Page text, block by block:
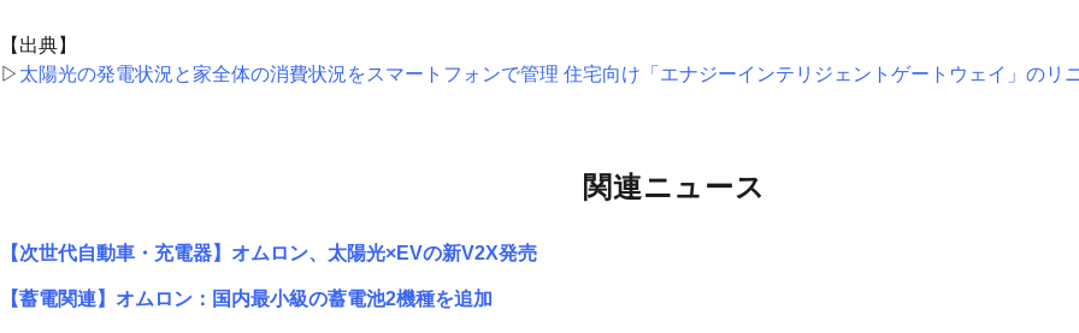
【出典】
▷ 太陽光の発電状況と家全体の消費状況をスマートフォンで管理 住宅向け「エナジーインテリジェントゲートウェイ」のリ
関連ニュース
【次世代自動車・充電器】オムロン、太陽光×EVの新V2X発売
【蓄電関連】オムロン：国内最小級の蓄電池2機種を追加